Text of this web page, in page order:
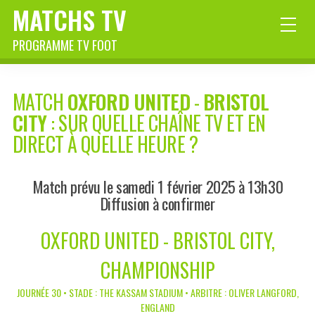
MATCHS TV
PROGRAMME TV FOOT
MATCHOXFORD UNITED-BRISTOL
CITY: SUR QUELLE CHAÎNE TV ET EN
DIRECT À QUELLE HEURE ?
Match prévu le samedi 1 février 2025 à 13h30
Diffusion à confirmer
OXFORD UNITED - BRISTOL CITY,
CHAMPIONSHIP
JOURNÉE 30 • STADE : THE KASSAM STADIUM • ARBITRE : OLIVER LANGFORD,
ENGLAND